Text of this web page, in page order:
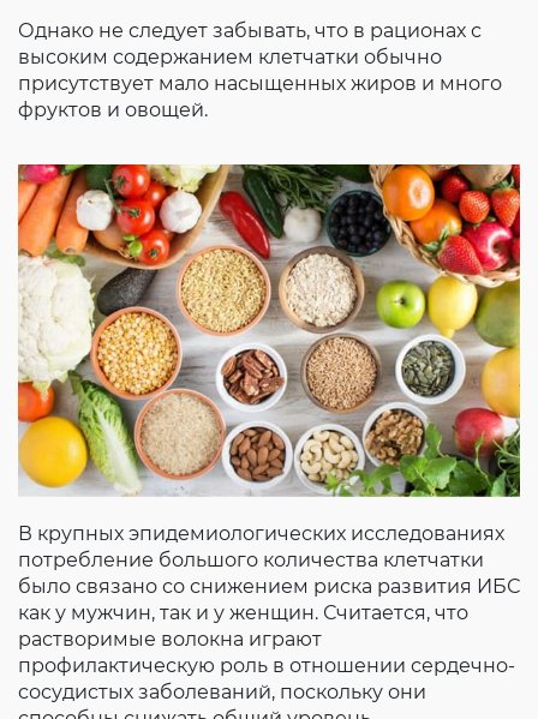
Однако не следует забывать, что в рационах с
высоким содержанием клетчатки обычно
присутствует мало насыщенных жиров и много
фруктов и овощей.
В крупных эпидемиологических исследованиях
потребление большого количества клетчатки
было связано со снижением риска развития ИБС
как у мужчин, так и у женщин. Считается, что
растворимые волокна играют
профилактическую роль в отношении сердечно-
сосудистых заболеваний, поскольку они